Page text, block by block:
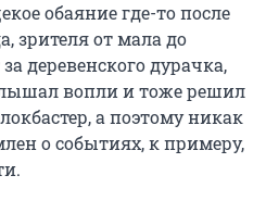
обаяние где-то после
зрителя от мала до
деревенского дурачка,
вопли и тоже решил
а поэтому никак
о событиях, к примеру,